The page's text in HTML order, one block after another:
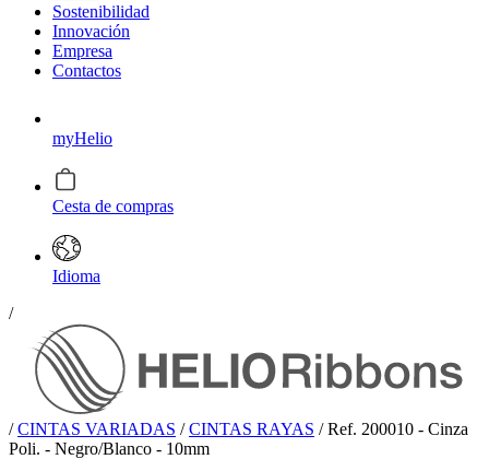
Sostenibilidad
Innovación
Empresa
Contactos
myHelio
Cesta de compras
Idioma
/
/ CINTAS VARIADAS / CINTAS RAYAS / Ref. 200010 - Cinza
Poli. - Negro/Blanco - 10mm